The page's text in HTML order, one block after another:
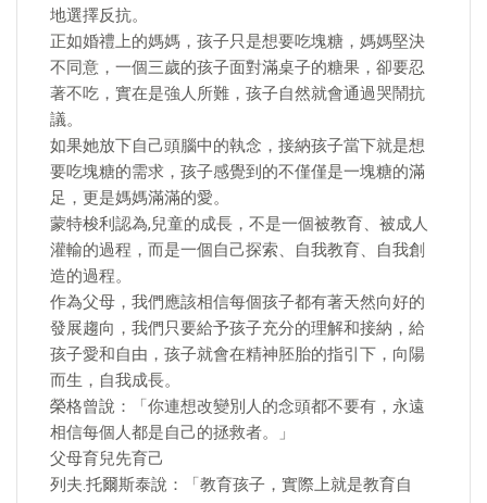
地選擇反抗。
正如婚禮上的媽媽，孩子只是想要吃塊糖，媽媽堅決
不同意，一個三歲的孩子面對滿桌子的糖果，卻要忍
著不吃，實在是強人所難，孩子自然就會通過哭鬧抗
議。
如果她放下自己頭腦中的執念，接納孩子當下就是想
要吃塊糖的需求，孩子感覺到的不僅僅是一塊糖的滿
足，更是媽媽滿滿的愛。
蒙特梭利認為,兒童的成長，不是一個被教育、被成人
灌輸的過程，而是一個自己探索、自我教育、自我創
造的過程。
作為父母，我們應該相信每個孩子都有著天然向好的
發展趨向，我們只要給予孩子充分的理解和接納，給
孩子愛和自由，孩子就會在精神胚胎的指引下，向陽
而生，自我成長。
榮格曾說：「你連想改變別人的念頭都不要有，永遠
相信每個人都是自己的拯救者。」
父母育兒先育己
列夫.托爾斯泰說：「教育孩子，實際上就是教育自